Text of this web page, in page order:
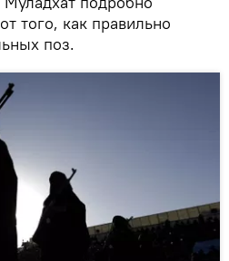
того, как правильно
поз.